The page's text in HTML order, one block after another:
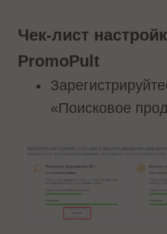
Чек-лист
PromoPult
«Поисковое